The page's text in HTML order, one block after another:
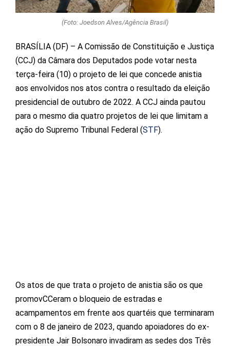
(Foto: Joedson Alves/Agência Brasil)
BRASÍLIA (DF) – A Comissão de Constituição e Justiça
(CCJ) da Câmara dos Deputados pode votar nesta
terça-feira (10) o projeto de lei que concede anistia
aos envolvidos nos atos contra o resultado da eleição
presidencial de outubro de 2022. A CCJ ainda pautou
para o mesmo dia quatro projetos de lei que limitam a
ação do Supremo Tribunal Federal (STF).
Os atos de que trata o projeto de anistia são os que
promovCCeram o bloqueio de estradas e
acampamentos em frente aos quartéis que terminaram
com o 8 de janeiro de 2023, quando apoiadores do ex-
presidente Jair Bolsonaro invadiram as sedes dos Três